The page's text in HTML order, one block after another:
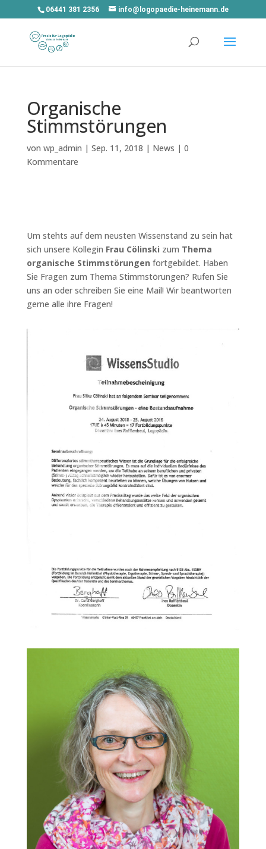
06441 381 2356 info@logopaedie-heinemann.de
Organische
Stimmstörungen
von wp_admin | Sep. 11, 2018 | News | 0
Kommentare
Um stehts auf dem neusten Wissenstand zu sein hat
sich unsere Kollegin Frau Cölinski zum Thema
organische Stimmstörungen fortgebildet. Haben
Sie Fragen zum Thema Stimmstörungen? Rufen Sie
uns an oder schreiben Sie eine Mail! Wir beantworten
gerne alle ihre Fragen!